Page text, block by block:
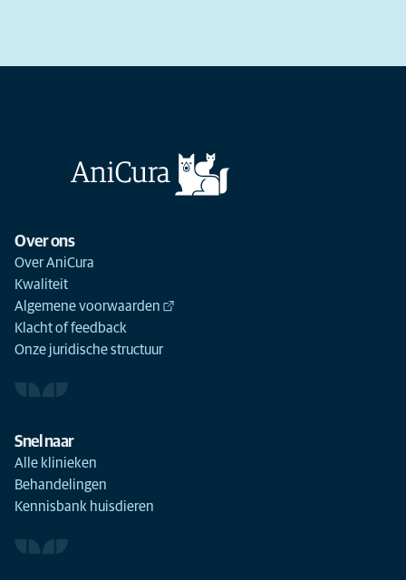
Over ons
Over AniCura
Kwaliteit
Algemene voorwaarden
Klacht of feedback
Onze juridische structuur
Snel naar
Alle klinieken
Behandelingen
Kennisbank huisdieren